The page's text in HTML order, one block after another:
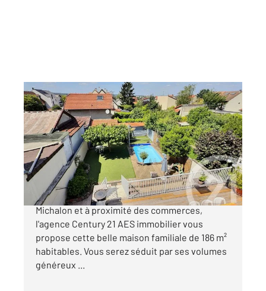
ANTONY 92
186,21 m2, 7 pièces
Ref : 5154
Maison à vendre
599 000 €
A ANTONY- A 5 min à pied du RER B Fontaine
Michalon et à proximité des commerces,
l'agence Century 21 AES immobilier vous
propose cette belle maison familiale de 186 m²
habitables. Vous serez séduit par ses volumes
généreux ...